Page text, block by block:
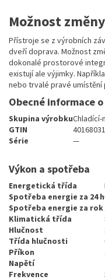
Možnost
Přístroje se z výrobních
dveří doprava. Možnost
dokonalé prostorové
existují ale výjimky.
nebo trvalé pravé umístění
Obecné informace
Skupina výrobku
GTIN
Série
—
Výkon a spotřeba
Energetická třída
Spotřeba energie za 24 h
Spotřeba energie za rok
Klimatická třída
Hlučnost
Třída hlučnosti
Příkon
Napětí
Frekvence